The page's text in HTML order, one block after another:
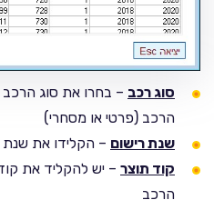
סוג רכב – בחרו את סוג
הרכב (פרטי או מסחרי)
שנת רישום – הקלידו את שנת
קוד תוצר – יש להקליד את
הרכב